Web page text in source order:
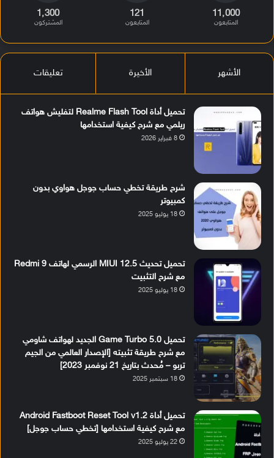
11٬000
المتابعون
121
المتابعون
1٬300
المشتركون
الأشهر الأخيرة تعليقات
تحميل أداة Realme Flash Tool لتفليش هواتف
ريلمي مع شرح كيفية استخدامها
8 فبراير 2026
شرح طريقة تخطي حساب جوجل هواوي بدون
كمبيوتر
18 يوليو 2025
تحميل تحديث MIUI 12.5 الرسمي لهاتف Redmi 9
مع شرح التثبيت
18 يوليو 2025
تحميل Game Turbo 5.0 الجديد لهواتف شاومي
مع شرح طريقة تثبيته [الإصدار العالمي من الجيم
تربو – مُحدث بتاريخ 21 نوفمبر 2023]
18 سبتمبر 2025
تحميل أداة Android Fastboot Reset Tool v1.2
مع شرح كيفية استخدامها [تخطي حساب جوجل]
22 يوليو 2025